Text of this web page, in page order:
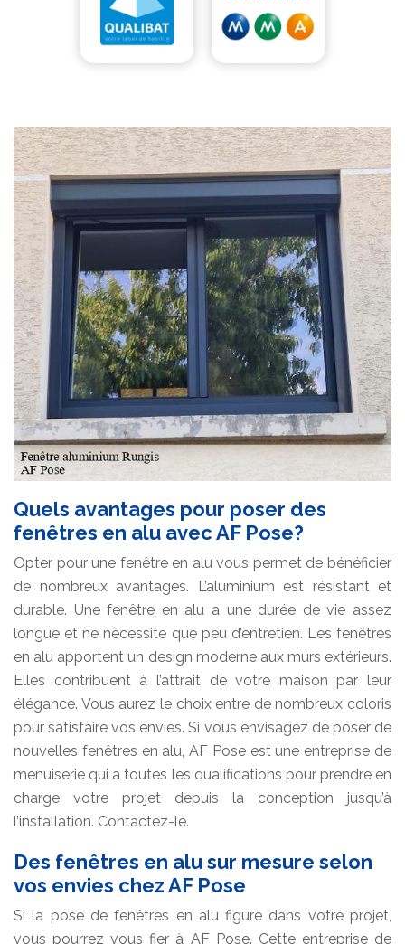
Quels avantages pour poser des
fenêtres en alu avec AF Pose?
Opter pour une fenêtre en alu vous permet de bénéficier
de nombreux avantages. L’aluminium est résistant et
durable. Une fenêtre en alu a une durée de vie assez
longue et ne nécessite que peu d’entretien. Les fenêtres
en alu apportent un design moderne aux murs extérieurs.
Elles contribuent à l’attrait de votre maison par leur
élégance. Vous aurez le choix entre de nombreux coloris
pour satisfaire vos envies. Si vous envisagez de poser de
nouvelles fenêtres en alu, AF Pose est une entreprise de
menuiserie qui a toutes les qualifications pour prendre en
charge votre projet depuis la conception jusqu’à
l’installation. Contactez-le.
Des fenêtres en alu sur mesure selon
vos envies chez AF Pose
Si la pose de fenêtres en alu figure dans votre projet,
vous pourrez vous fier à AF Pose. Cette entreprise de